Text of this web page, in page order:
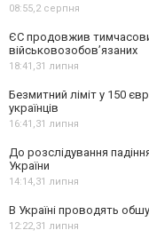
08:55,2 серпня
ЄС продовжив
військовозобов’язаних
18:41,31 липня
Безмитний ліміт у 150
українців
16:41,31 липня
До розслідування
України
14:14,31 липня
В Україні проводять
12:22,31 липня